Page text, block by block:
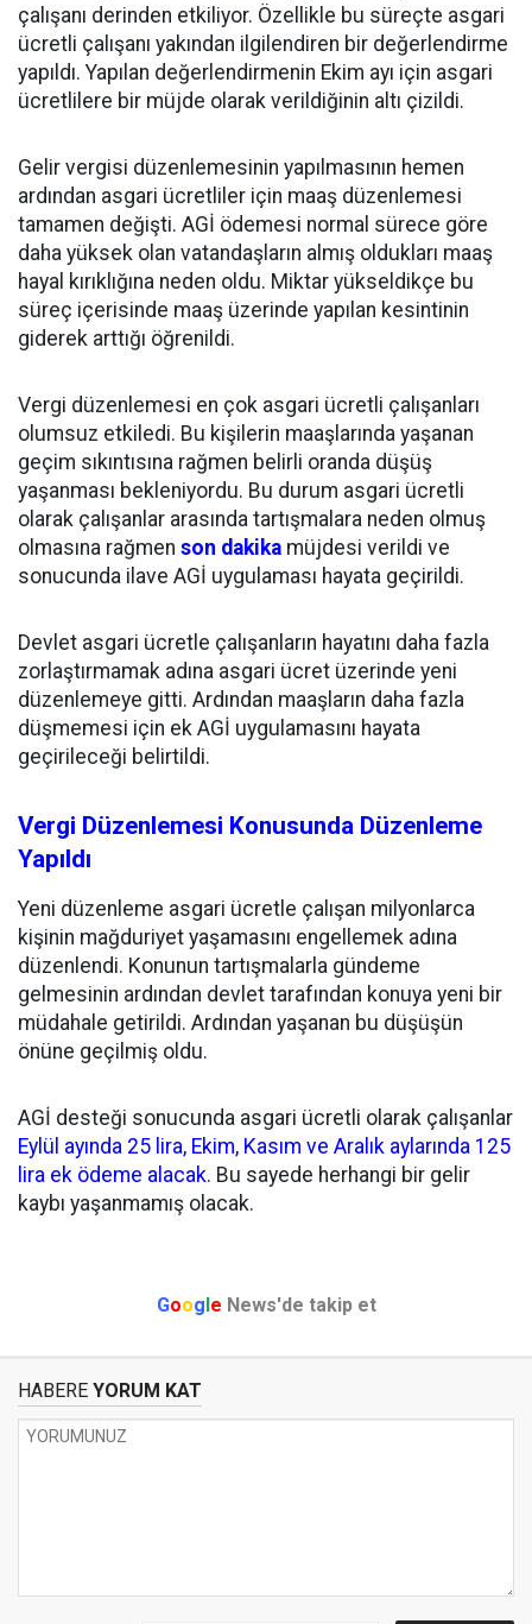
çalışanı derinden etkiliyor. Özellikle bu süreçte asgari
ücretli çalışanı yakından ilgilendiren bir değerlendirme
yapıldı. Yapılan değerlendirmenin Ekim ayı için asgari
ücretlilere bir müjde olarak verildiğinin altı çizildi.
Gelir vergisi düzenlemesinin yapılmasının hemen
ardından asgari ücretliler için maaş düzenlemesi
tamamen değişti. AGİ ödemesi normal sürece göre
daha yüksek olan vatandaşların almış oldukları maaş
hayal kırıklığına neden oldu. Miktar yükseldikçe bu
süreç içerisinde maaş üzerinde yapılan kesintinin
giderek arttığı öğrenildi.
Vergi düzenlemesi en çok asgari ücretli çalışanları
olumsuz etkiledi. Bu kişilerin maaşlarında yaşanan
geçim sıkıntısına rağmen belirli oranda düşüş
yaşanması bekleniyordu. Bu durum asgari ücretli
olarak çalışanlar arasında tartışmalara neden olmuş
olmasına rağmen son dakika müjdesi verildi ve
sonucunda ilave AGİ uygulaması hayata geçirildi.
Devlet asgari ücretle çalışanların hayatını daha fazla
zorlaştırmamak adına asgari ücret üzerinde yeni
düzenlemeye gitti. Ardından maaşların daha fazla
düşmemesi için ek AGİ uygulamasını hayata
geçirileceği belirtildi.
Vergi Düzenlemesi Konusunda Düzenleme
Yapıldı
Yeni düzenleme asgari ücretle çalışan milyonlarca
kişinin mağduriyet yaşamasını engellemek adına
düzenlendi. Konunun tartışmalarla gündeme
gelmesinin ardından devlet tarafından konuya yeni bir
müdahale getirildi. Ardından yaşanan bu düşüşün
önüne geçilmiş oldu.
AGİ desteği sonucunda asgari ücretli olarak çalışanlar
Eylül ayında 25 lira, Ekim, Kasım ve Aralık aylarında 125
lira ek ödeme alacak. Bu sayede herhangi bir gelir
kaybı yaşanmamış olacak.
Google News'de takip et
HABERE YORUM KAT